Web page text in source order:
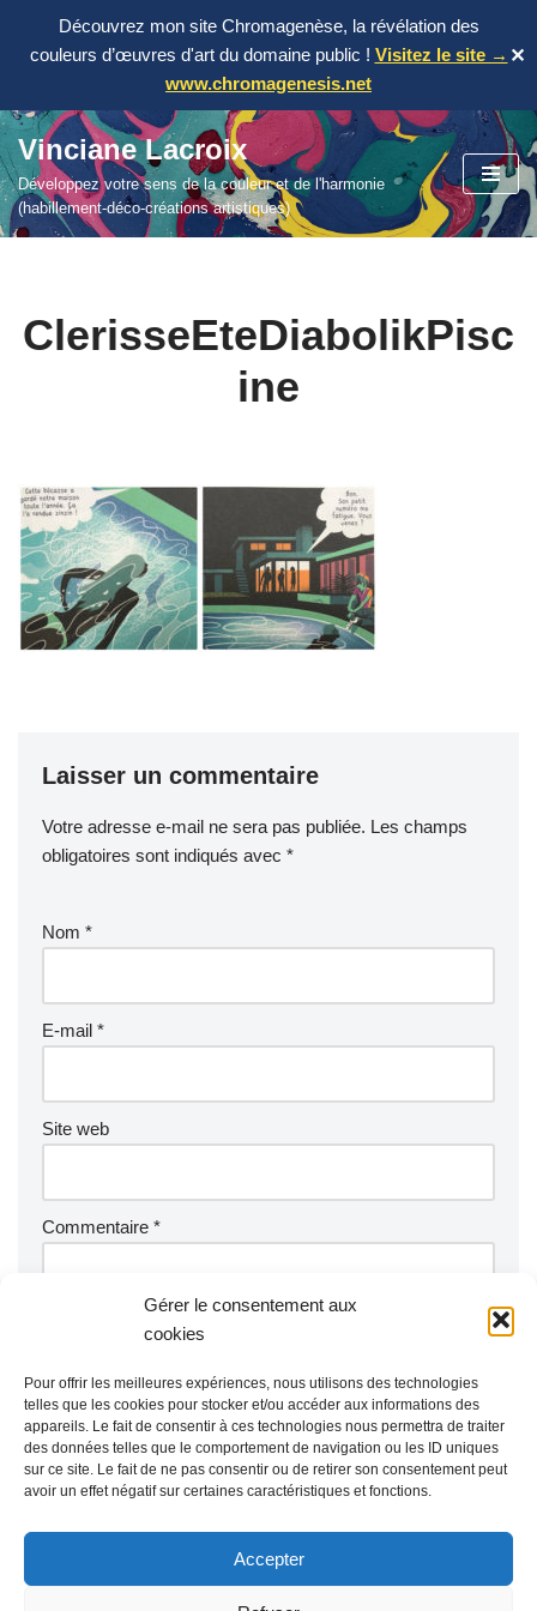
Gérer le consentement aux
cookies
Pour offrir les meilleures expériences, nous utilisons des technologies
telles que les cookies pour stocker et/ou accéder aux informations des
appareils. Le fait de consentir à ces technologies nous permettra de traiter
des données telles que le comportement de navigation ou les ID uniques
sur ce site. Le fait de ne pas consentir ou de retirer son consentement peut
avoir un effet négatif sur certaines caractéristiques et fonctions.
Accepter
Découvrez mon site Chromagenèse, la révélation des
couleurs d’œuvres d'art du domaine public ! Visitez le site →
www.chromagenesis.net
✕
Aller
au
contenu
Vinciane Lacroix
Développez votre sens de la couleur et de l'harmonie
(habillement-déco-créations artistiques)
ClerisseEteDiabolikPisc
ine
Laisser un commentaire
Votre adresse e-mail ne sera pas publiée. Les champs
obligatoires sont indiqués avec *
Nom *
E-mail *
Site web
Commentaire *